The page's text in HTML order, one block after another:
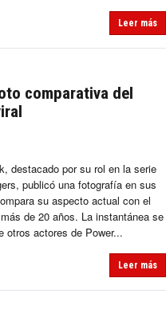
Leer más
comparativa del
destacado por su rol en la serie
publicó una fotografía en sus
su aspecto actual con el
de 20 años. La instantánea se
otros actores de Power...
Leer más